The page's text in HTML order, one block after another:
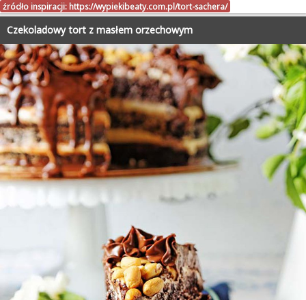
źródło inspiracji: https://wypiekibeaty.com.pl/tort-sachera/
Czekoladowy tort z masłem orzechowym